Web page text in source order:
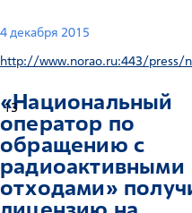
4 декабря 2015
http://www.norao.ru:443/press/
13
«Национальный
оператор по
обращению с
радиоактивными
отходами»